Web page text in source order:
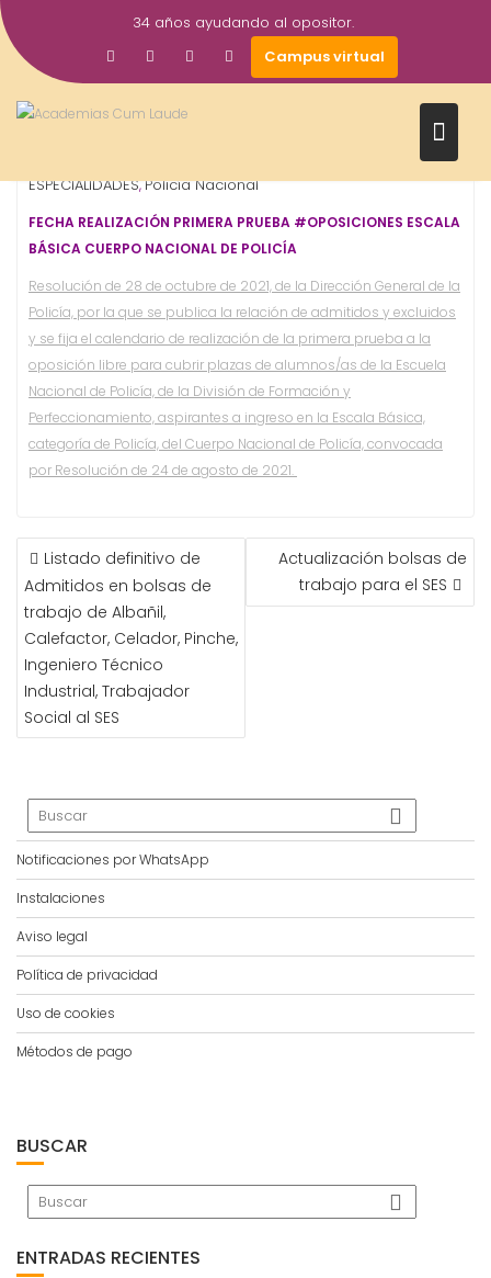
Saltar
al
contenido
34 años ayudando al opositor.
Campus virtual
Oct
2021
Gestor AcademiasCumLaude
OPOSICIONES -
ESPECIALIDADES,Policía Nacional
FECHA REALIZACIÓN PRIMERA PRUEBA #OPOSICIONES ESCALA
BÁSICA CUERPO NACIONAL DE POLICÍA
Resolución de 28 de octubre de 2021, de la Dirección General de la
Policía, por la que se publica la relación de admitidos y excluidos
y se fija el calendario de realización de la primera prueba a la
oposición libre para cubrir plazas de alumnos/as de la Escuela
Nacional de Policía, de la División de Formación y
Perfeccionamiento, aspirantes a ingreso en la Escala Básica,
categoría de Policía, del Cuerpo Nacional de Policía, convocada
por Resolución de 24 de agosto de 2021.
NAVEGACIÓN
DE
ENTRADAS
Listado definitivo de
Admitidos en bolsas de
trabajo de Albañil,
Calefactor, Celador, Pinche,
Ingeniero Técnico
Industrial, Trabajador
Social al SES
Actualización bolsas de
trabajo para el SES
Notificaciones por WhatsApp
Instalaciones
Aviso legal
Política de privacidad
Uso de cookies
Métodos de pago
BUSCAR
ENTRADAS RECIENTES